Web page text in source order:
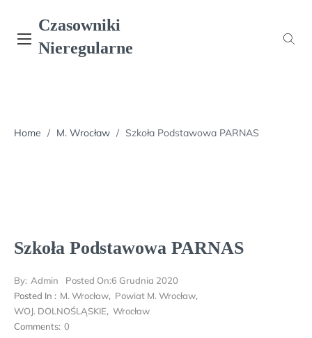
content
Czasowniki
Nieregularne
Home / M. Wrocław / Szkoła Podstawowa PARNAS
Szkoła Podstawowa PARNAS
By: Admin Posted On:6 Grudnia 2020
Posted In : M. Wrocław, Powiat M. Wrocław,
WOJ. DOLNOŚLĄSKIE, Wrocław
Comments: 0